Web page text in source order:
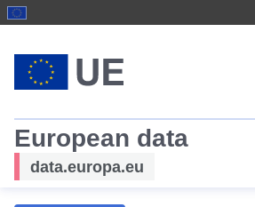
European data
data.europa.eu